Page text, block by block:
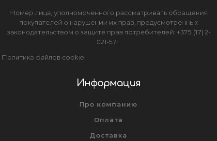
Номер лица, уполномоченного рассматривать обращения
покупателей о нарушении их прав, предусмотренных
законодательством о защите прав потребителей: +375 (17) 2-
021-571.
Политика файлов cookie
Информация
Про компанию
Оплата
Доставка